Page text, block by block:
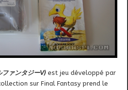
ファンタジーV) est jeu développé par
sur Final Fantasy prend le